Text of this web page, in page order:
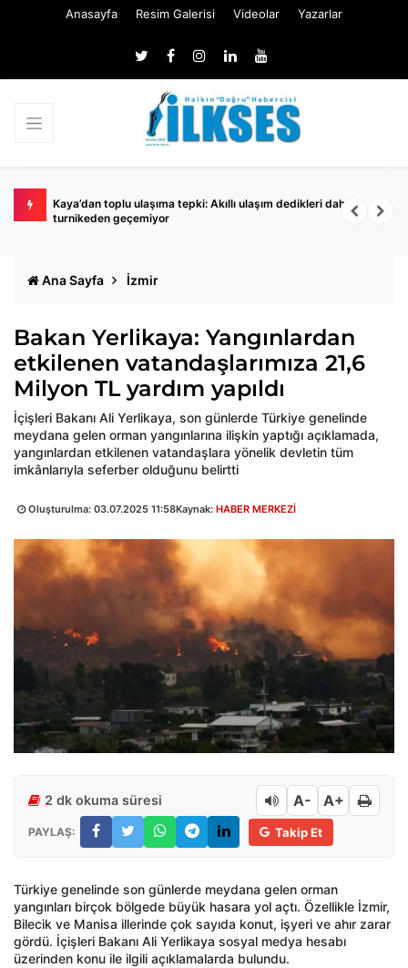
Anasayfa Resim Galerisi Videolar Yazarlar
Kaya’dan toplu ulaşıma tepki: Akıllı ulaşım dedikleri daha
turnikeden geçemiyor
Ana Sayfa İzmir
Bakan Yerlikaya: Yangınlardan
etkilenen vatandaşlarımıza 21,6
Milyon TL yardım yapıldı
İçişleri Bakanı Ali Yerlikaya, son günlerde Türkiye genelinde
meydana gelen orman yangınlarına ilişkin yaptığı açıklamada,
yangınlardan etkilenen vatandaşlara yönelik devletin tüm
imkânlarıyla seferber olduğunu belirtti
Oluşturulma: 03.07.2025 11:58Kaynak: HABER MERKEZİ
2 dk okuma süresi A- A+
PAYLAŞ: Takip Et
Türkiye genelinde son günlerde meydana gelen orman
yangınları birçok bölgede büyük hasara yol açtı. Özellikle İzmir,
Bilecik ve Manisa illerinde çok sayıda konut, işyeri ve ahır zarar
gördü. İçişleri Bakanı Ali Yerlikaya sosyal medya hesabı
üzerinden konu ile ilgili açıklamalarda bulundu.